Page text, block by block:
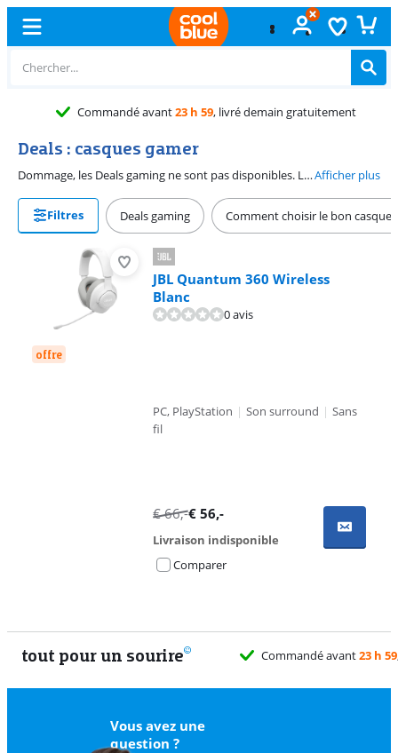
Commandé avant23 h 59, livré demain gratuitement
Deals : casques gamer
Dommage, les Deals gaming ne sont pas disponibles. Lors des prochains Deals Gaming, vous pourrez à nouveau rechercher un casque gamer. Avec le son surround, vous pouvez entendre exactement où se trouvent vos adversaires. Cela vous donne un avantage dans les matchs en ligne décisifs. Vous préférez jouer en toute tranquillité ? Alors, optez pour un casque gamer avec réduction de bruit. De cette façon, vous pouvez vous concentrer pleinement sur la victoire des matchs les plus importants. Vous ne pouvez pas attendre ? Nous avons de bons deals sur les meilleurs casques gamer toute l'année.Afficher plus
Filtres Deals gaming Comment choisir le bon casque
offre
JBL Quantum 360 Wireless
Blanc
0 avis
PC, PlayStation | Son surround | Sans
fil
€66,-€ 56,-
Livraison indisponible
Comparer
tout pour un sourire Commandé avant23 h 59
Vous avez une
question ?